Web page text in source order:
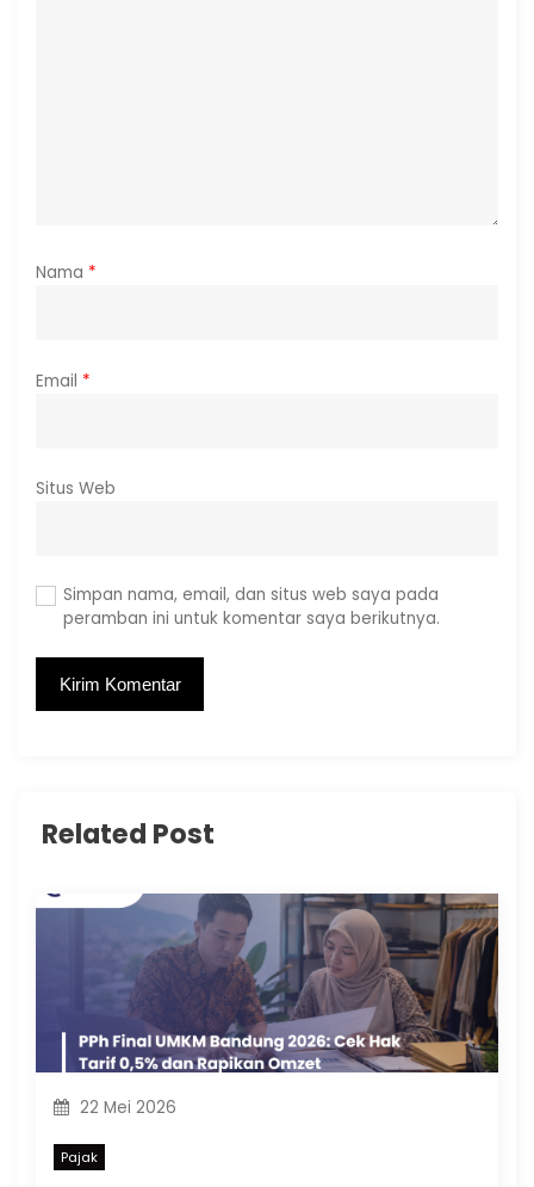
Nama *
Email *
Situs Web
Simpan nama, email, dan situs web saya pada
peramban ini untuk komentar saya berikutnya.
Related Post
22 Mei 2026
Pajak